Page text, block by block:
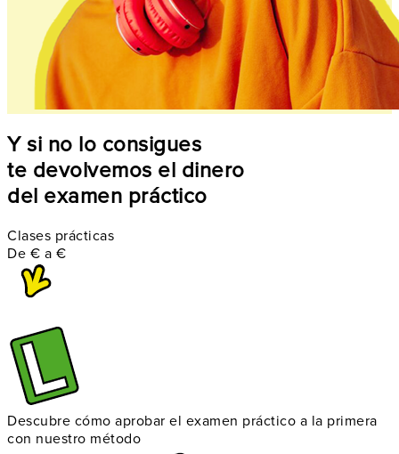
Y si no lo consigues
te devolvemos el dinero
del examen práctico
Clases prácticas
De € a €
Descubre cómo aprobar el examen práctico a la primera
con nuestro método